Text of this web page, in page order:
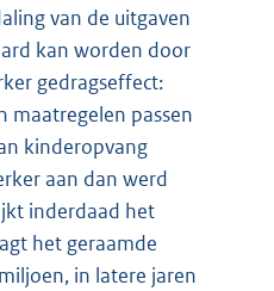
van de uitgaven
kan worden door
gedragseffect:
maatregelen passen
kinderopvang
aan dan werd
inderdaad het
het geraamde
in latere jaren